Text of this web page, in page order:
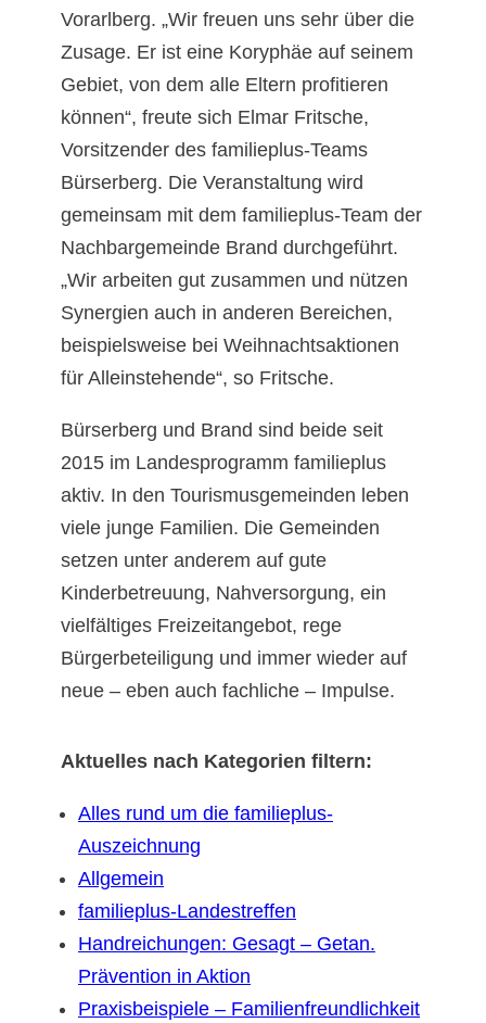
Vorarlberg. „Wir freuen uns sehr über die
Zusage. Er ist eine Koryphäe auf seinem
Gebiet, von dem alle Eltern profitieren
können“, freute sich Elmar Fritsche,
Vorsitzender des familieplus-Teams
Bürserberg. Die Veranstaltung wird
gemeinsam mit dem familieplus-Team der
Nachbargemeinde Brand durchgeführt.
„Wir arbeiten gut zusammen und nützen
Synergien auch in anderen Bereichen,
beispielsweise bei Weihnachtsaktionen
für Alleinstehende“, so Fritsche.
Bürserberg und Brand sind beide seit
2015 im Landesprogramm familieplus
aktiv. In den Tourismusgemeinden leben
viele junge Familien. Die Gemeinden
setzen unter anderem auf gute
Kinderbetreuung, Nahversorgung, ein
vielfältiges Freizeitangebot, rege
Bürgerbeteiligung und immer wieder auf
neue – eben auch fachliche – Impulse.
Aktuelles nach Kategorien filtern:
Alles rund um die familieplus-
Auszeichnung
Allgemein
familieplus-Landestreffen
Handreichungen: Gesagt – Getan.
Prävention in Aktion
Praxisbeispiele – Familienfreundlichkeit